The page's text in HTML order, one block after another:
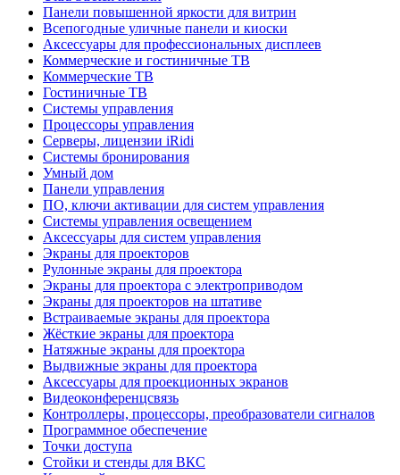
Панели повышенной яркости для витрин
Всепогодные уличные панели и киоски
Аксессуары для профессиональных дисплеев
Коммерческие и гостиничные ТВ
Коммерческие ТВ
Гостиничные ТВ
Системы управления
Процессоры управления
Серверы, лицензии iRidi
Системы бронирования
Умный дом
Панели управления
ПО, ключи активации для систем управления
Системы управления освещением
Аксессуары для систем управления
Экраны для проекторов
Рулонные экраны для проектора
Экраны для проектора с электроприводом
Экраны для проекторов на штативе
Встраиваемые экраны для проектора
Жёсткие экраны для проектора
Натяжные экраны для проектора
Выдвижные экраны для проектора
Аксессуары для проекционных экранов
Видеоконференцсвязь
Контроллеры, процессоры, преобразователи сигналов
Программное обеспечение
Точки доступа
Стойки и стенды для ВКС